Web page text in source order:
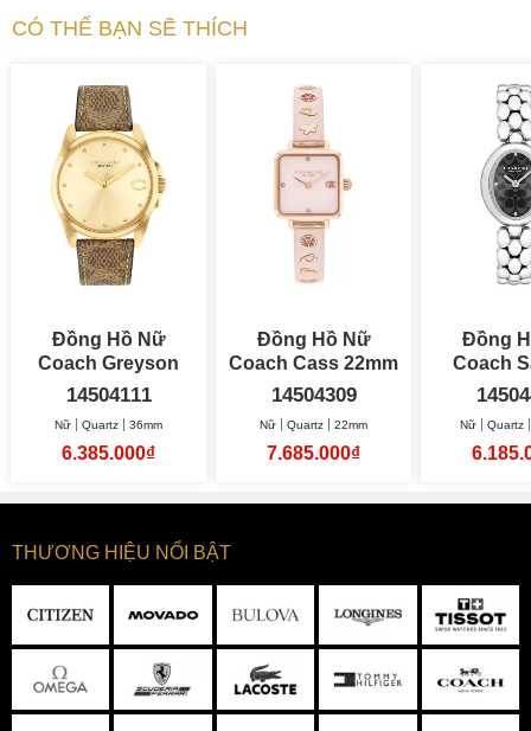
khả năng chịu lực tốt, hạn chế ăn mòn và có độ bền cao. Bộ
vỏ dạng tròn cổ điển với đường kính 34mm với phần niềng
tạo điểm nhấn và góp phần vào sự rực rỡ sắc màu của
Coach 14503835. Phần niềng này ôm lấy mặt kính khoáng
với độ chịu lực tốt, bảo vệ mặt số và dễ dàng đánh bóng lại
nếu bị trầy nhẹ hoặc thay thế với chi phí thấp hơn. Núm
chỉnh giờ cũng được làm cầu kỳ với phần đầu làm cong lên
sơn bóng như cách đính đá spinel ở các dòng cao cấp.
CÓ THỂ BẠN SẼ THÍCH
Đồng Hồ Nữ
Coach Greyson
36mm
14504111
Nữ Quartz 36mm
6.385.000₫
Đồng Hồ Nữ
Coach Cass 22mm
14504309
Nữ Quartz 22mm
7.685.000₫
Đồng
Coach
Nữ Quartz
THƯƠNG HIỆU NỔI BẬT